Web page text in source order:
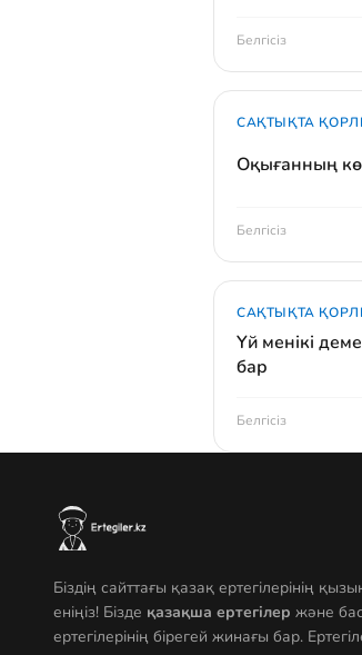
Белгісіз
САҚТЫҚТА
Оқығанның
Белгісіз
САҚТЫҚТА
Үй менікі
бар
Белгісіз
Біздің сайттағы қазақ ертегілерінің
еніңіз! Бізде қазақша ертегілер және
ертегілерінің бірегей жинағы бар.